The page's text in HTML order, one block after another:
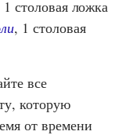
1 столовая ложка
, 1 столовая
все
которую
от времени